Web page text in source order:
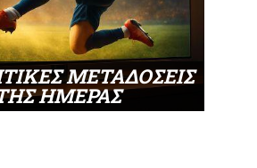
ΜΕΤΑΔΟΣΕΙΣ
ΗΜΕΡΑΣ